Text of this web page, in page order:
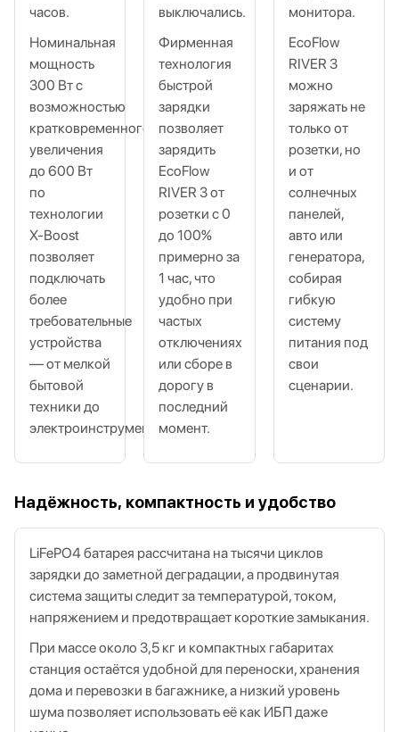
часов.
Номинальная
мощность
300 Вт с
возможностью
кратковременного
увеличения
до 600 Вт
по
технологии
X‑Boost
позволяет
подключать
более
требовательные
устройства
— от мелкой
бытовой
техники до
электроинструмента.
выключались.
Фирменная
технология
быстрой
зарядки
позволяет
зарядить
EcoFlow
RIVER 3 от
розетки с 0
до 100%
примерно за
1 час, что
удобно при
частых
отключениях
или сборе в
дорогу в
последний
момент.
монитора.
EcoFlow
RIVER 3
можно
заряжать не
только от
розетки, но
и от
солнечных
панелей,
авто или
генератора,
собирая
гибкую
систему
питания под
свои
сценарии.
Надёжность, компактность и удобство
LiFePO4 батарея рассчитана на тысячи циклов
зарядки до заметной деградации, а продвинутая
система защиты следит за температурой, током,
напряжением и предотвращает короткие замыкания.
При массе около 3,5 кг и компактных габаритах
станция остаётся удобной для переноски, хранения
дома и перевозки в багажнике, а низкий уровень
шума позволяет использовать её как ИБП даже